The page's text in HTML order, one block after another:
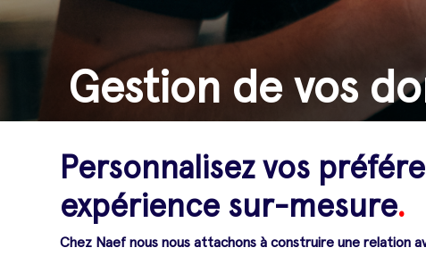
Gestion de vos
Personnalisez vos
expérience sur-mesure.
Chez Naef nous nous attachons à construire une relation